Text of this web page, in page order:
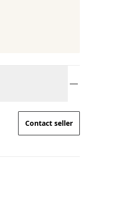
Contact seller